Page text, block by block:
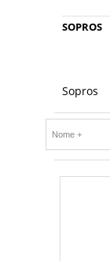
SOPROS
Sopros